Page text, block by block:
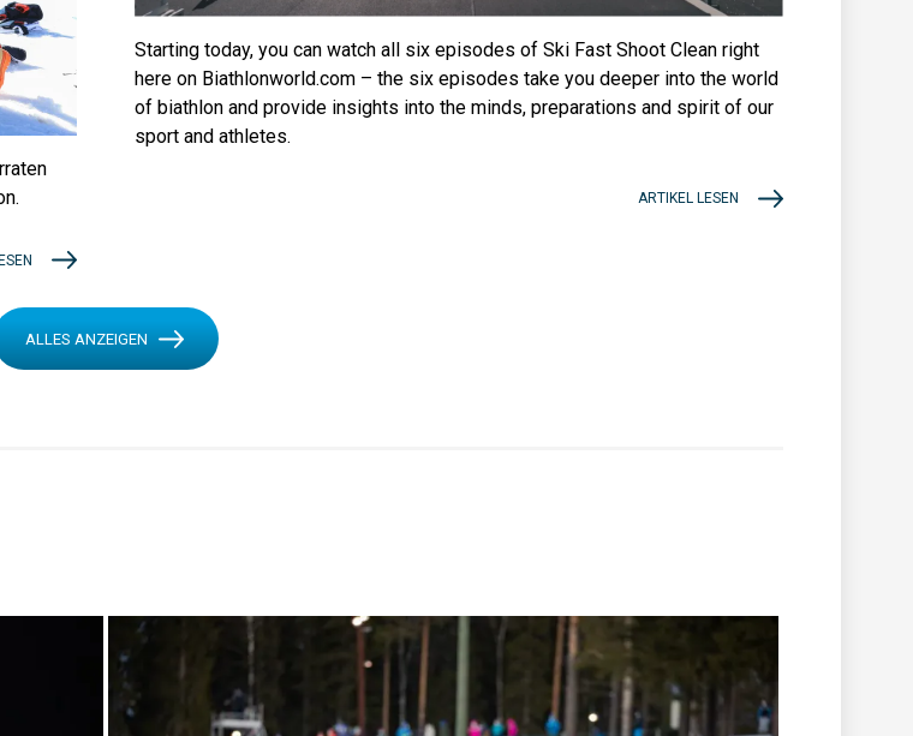
Starting today, you can watch all six episodes of Ski Fast Shoot Clean right
here on Biathlonworld.com – the six episodes take you deeper into the world
of biathlon and provide insights into the minds, preparations and spirit of our
sport and athletes.
ARTIKEL LESEN
ALLES ANZEIGEN